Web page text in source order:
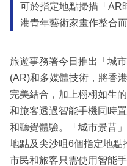
可於指定地點掃描「AR
港青年藝術家畫作整合
旅遊事務署今日推出「城
(AR)和多媒體技術，將香
完美結合，加上栩栩如生
和旅客透過智能手機同時
和聽覺體驗。「城市景昔
地點及尖沙咀6個指定地點
市民和旅客只需使用智能